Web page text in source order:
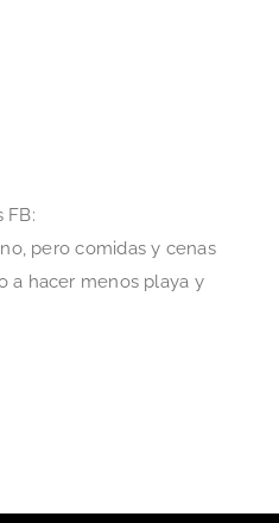
FB:
pero comidas y cenas
a hacer menos playa y